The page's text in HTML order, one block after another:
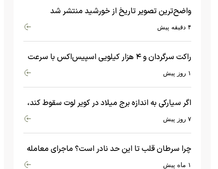
واضح‌ترین تصویر تاریخ از خورشید منتشر شد
۴ دقیقه پیش
راکت سرگردان و ۴ هزار کیلویی اسپیس‌اکس با سرعت
هشت هزار و ۶۹۰ کیلومتر در ساعت به ماه برخورد کرد۱ روز پیش
اگر سیارکی به اندازه برج میلاد در کویر لوت سقوط کند،
چه اتفاقی می‌افتد؟
۷ روز پیش
چرا سرطان قلب تا این حد نادر است؟ ماجرای معامله
عجیبی که در بدن اتفاق می‌افتد!۱ ماه پیش